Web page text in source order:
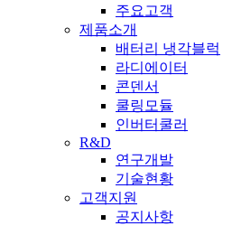
주요고객
제품소개
배터리 냉각블럭
라디에이터
콘덴서
쿨링모듈
인버터쿨러
R&D
연구개발
기술현황
고객지원
공지사항